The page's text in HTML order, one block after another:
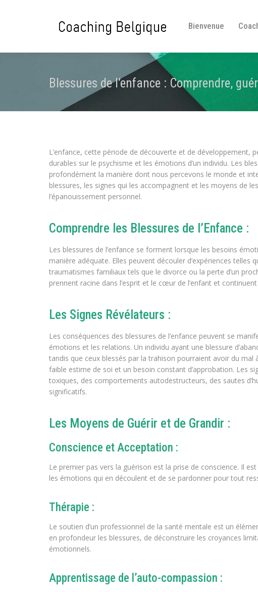
Bienvenue
Blessures de l’enfance : Comprendre,
L’enfance, cette période de découverte et de développement,
durables sur le psychisme et les émotions d’un individu. Les
profondément la manière dont nous percevons le monde et
blessures, les signes qui les accompagnent et les moyens de
l’épanouissement personnel.
Comprendre les Blessures de l’Enfance :
Les blessures de l’enfance se forment lorsque les besoins
manière adéquate. Elles peuvent découler d’expériences
traumatismes familiaux tels que le divorce ou la perte d’un
prennent racine dans l’esprit et le cœur de l’enfant et continuent
Les Signes Révélateurs :
Les conséquences des blessures de l’enfance peuvent se
émotions et les relations. Un individu ayant une blessure
tandis que ceux blessés par la trahison pourraient avoir du
faible estime de soi et un besoin constant d’approbation. Les
toxiques, des comportements autodestructeurs, des sautes
significatifs.
Les Moyens de Guérir et de Grandir :
Conscience et Acceptation :
Le premier pas vers la guérison est la prise de conscience. Il
les émotions qui en découlent et de se pardonner pour tout
Thérapie :
Le soutien d’un professionnel de la santé mentale est un
en profondeur les blessures, de déconstruire les croyances
émotionnels.
Apprentissage de l’auto-compassion :